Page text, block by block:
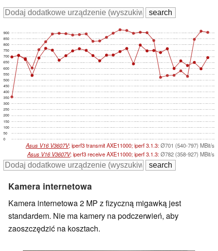
0
50
100
150
200
250
300
350
400
450
500
550
600
650
700
750
800
850
900
Asus V16 V3607V; iperf3 transmit AXE11000; iperf 3.1.3:Ø701 (540-797) MBit/s
Asus V16 V3607V; iperf3 receive AXE11000; iperf 3.1.3:Ø782 (358-927) MBit/s
Kamera internetowa
Kamera internetowa 2 MP z fizyczną migawką jest
standardem. Nie ma kamery na podczerwień, aby
zaoszczędzić na kosztach.